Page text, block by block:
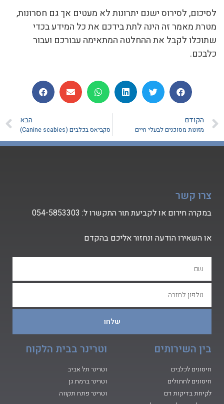
לסיכום, לסירוס ישנם יתרונות לא מעטים אך גם חסרונות,
מטרת מאמר זה הינה לתת בידכם את כל המידע בכדי
שתוכלו לקבל את ההחלטה המתאימה עבורכם ועבור
כלבכם.
הקודם
מזונות מסוכנים לבעלי חיים
הבא
סקביאס בכלבים (Canine scabies)
צרו קשר
במקרה חירום או לקביעת תור התקשרו ל: 054-5853303
או השאירו הודעה ונחזור אליכם בהקדם
שלחו
בין השירותים
חיסונים לכלבים
חיסונים לחתולים
לקיחת בדיקות דם
וטרינר בבית הלקוח
וטרינר תל אביב
וטרינר ברמת גן
וטרינר פתח תקווה